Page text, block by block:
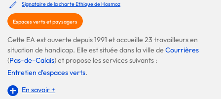
Signataire de la charte Ethique de Hosmoz
Espaces verts et paysagers
Cette EA est ouverte depuis 1991 et accueille 23 travailleurs en
situation de handicap. Elle est située dans la ville deCourrières
(Pas-de-Calais) et propose les services suivants :
Entretien d'espaces verts.
En savoir +